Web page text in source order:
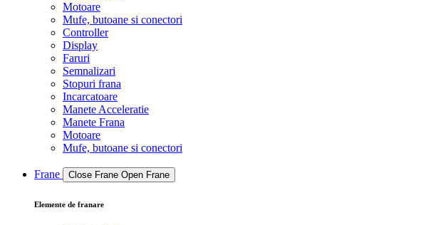
Motoare
Mufe, butoane si conectori
Controller
Display
Faruri
Semnalizari
Stopuri frana
Incarcatoare
Manete Acceleratie
Manete Frana
Motoare
Mufe, butoane si conectori
Frane Close Frane Open Frane
Elemente de franare